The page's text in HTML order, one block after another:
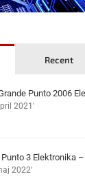
Recent
Punto 2006
2021'
Punto 3 Elektronika
2022'